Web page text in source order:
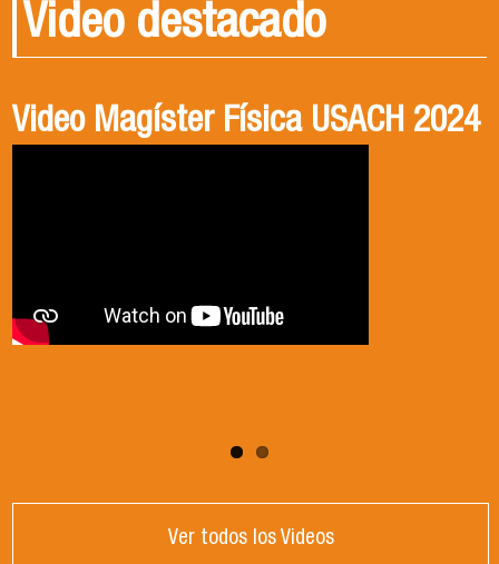
Video destacado
Video Magíster Física USACH 2024
Video Doctorado Física USACH
Ver todos los Videos